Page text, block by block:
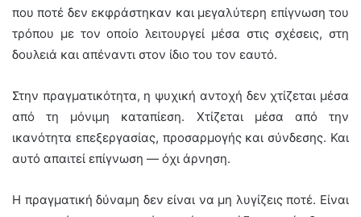
που ποτέ δεν εκφράστηκαν και μεγαλύτερη επίγνωση του
τρόπου με τον οποίο λειτουργεί μέσα στις σχέσεις, στη
δουλειά και απέναντι στον ίδιο του τον εαυτό.
Στην πραγματικότητα, η ψυχική αντοχή δεν χτίζεται μέσα
από τη μόνιμη καταπίεση. Χτίζεται μέσα από την
ικανότητα επεξεργασίας, προσαρμογής και σύνδεσης. Και
αυτό απαιτεί επίγνωση — όχι άρνηση.
Η πραγματική δύναμη δεν είναι να μη λυγίζεις ποτέ. Είναι